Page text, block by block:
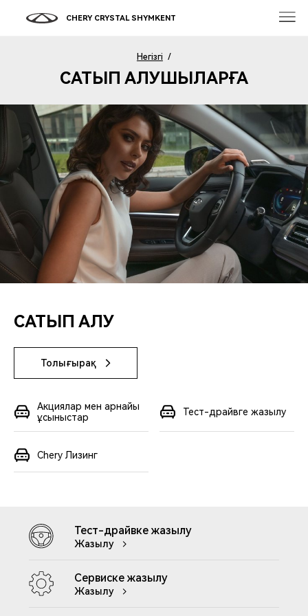
CHERY CRYSTAL SHYMKENT
Негізгі /
САТЫП АЛУШЫЛАРҒА
САТЫП АЛУ
Толығырақ
Акциялар мен арнайы
ұсыныстар
Тест-драйвге жазылу
Chery Лизинг
Тест-драйвке жазылу
Жазылу
Сервиске жазылу
Жазылу